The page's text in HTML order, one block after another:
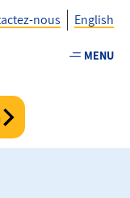
nous English
MENU